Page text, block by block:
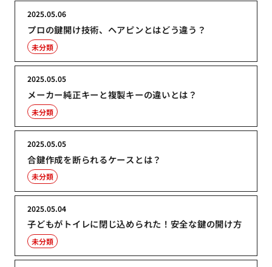
プロの鍵開け技術、ヘアピンとはどう違う？
2025.05.06
未分類
メーカー純正キーと複製キーの違いとは？
2025.05.05
未分類
合鍵作成を断られるケースとは？
2025.05.05
未分類
子どもがトイレに閉じ込められた！安全な鍵の開け方
2025.05.04
未分類